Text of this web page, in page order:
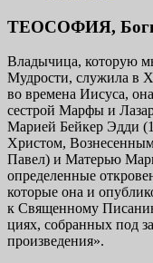
ТЕОСОФИЯ,
Владычица, которую
Мудрости, служила в
во времена Иисуса,
сестрой Марфы и
Марией Бейкер Эдди
Христом,
Павел) и Ма­терью
определенные
которые она и
к Священному
циях, собранных под
произведения».